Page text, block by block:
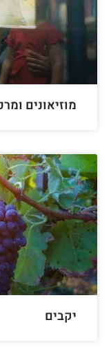
מוזיאונים
יקבים